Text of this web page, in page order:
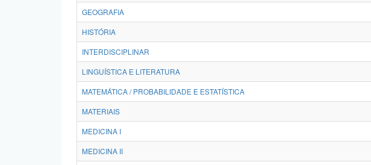
GEOGRAFIA
HISTÓRIA
INTERDISCIPLINAR
LINGUÍSTICA E LITERATURA
MATEMÁTICA / PROBABILIDADE E ESTATÍSTICA
MATERIAIS
MEDICINA I
MEDICINA II